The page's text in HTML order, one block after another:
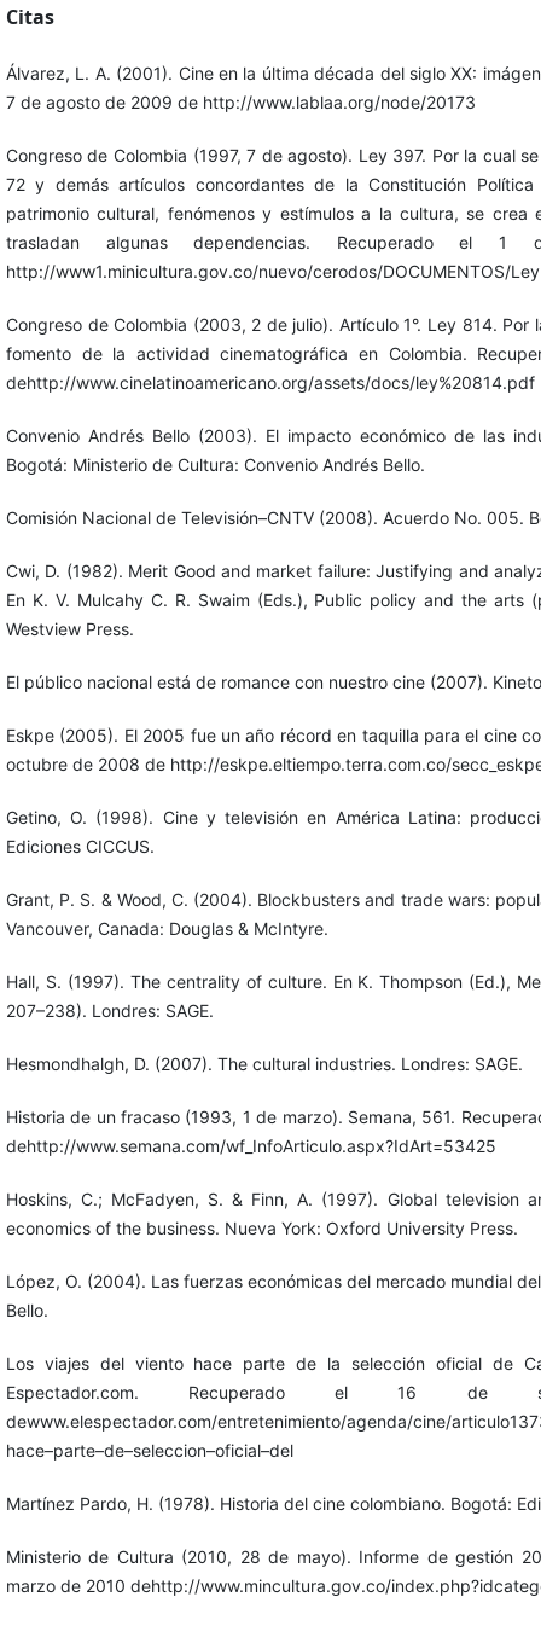
Citas
Álvarez, L. A. (2001). Cine en la última década del siglo XX:
7 de agosto de 2009 de http://www.lablaa.org/node/20173
Congreso de Colombia (1997, 7 de agosto). Ley 397. Por la cual
72 y demás artículos concordantes de la Constitución
patrimonio cultural, fenómenos y estímulos a la cultura, se
trasladan algunas dependencias. Recuperado el
http://www1.minicultura.gov.co/nuevo/cerodos/DOCUMENTOS/
Congreso de Colombia (2003, 2 de julio). Artículo 1°. Ley 814. Por
fomento de la actividad cinematográfica en Colombia.
dehttp://www.cinelatinoamericano.org/assets/docs/ley%20814.pdf
Convenio Andrés Bello (2003). El impacto económico de las
Bogotá: Ministerio de Cultura: Convenio Andrés Bello.
Comisión Nacional de Televisión–CNTV (2008). Acuerdo No. 005.
Cwi, D. (1982). Merit Good and market failure: Justifying and
En K. V. Mulcahy C. R. Swaim (Eds.), Public policy and the arts
Westview Press.
El público nacional está de romance con nuestro cine (2007).
Eskpe (2005). El 2005 fue un año récord en taquilla para el cine
octubre de 2008 de http://eskpe.eltiempo.terra.com.co/
Getino, O. (1998). Cine y televisión en América Latina:
Ediciones CICCUS.
Grant, P. S. & Wood, C. (2004). Blockbusters and trade wars:
Vancouver, Canada: Douglas & McIntyre.
Hall, S. (1997). The centrality of culture. En K. Thompson (Ed.),
207–238). Londres: SAGE.
Hesmondhalgh, D. (2007). The cultural industries. Londres: SAGE.
Historia de un fracaso (1993, 1 de marzo). Semana, 561.
dehttp://www.semana.com/wf_InfoArticulo.aspx?IdArt=53425
Hoskins, C.; McFadyen, S. & Finn, A. (1997). Global television
economics of the business. Nueva York: Oxford University Press.
López, O. (2004). Las fuerzas económicas del mercado mundial
Bello.
Los viajes del viento hace parte de la selección oficial de
Espectador.com. Recuperado el 16 de
dewww.elespectador.com/entretenimiento/agenda/cine/
hace–parte–de–seleccion–oficial–del
Martínez Pardo, H. (1978). Historia del cine colombiano. Bogotá:
Ministerio de Cultura (2010, 28 de mayo). Informe de gestión
marzo de 2010 dehttp://www.mincultura.gov.co/